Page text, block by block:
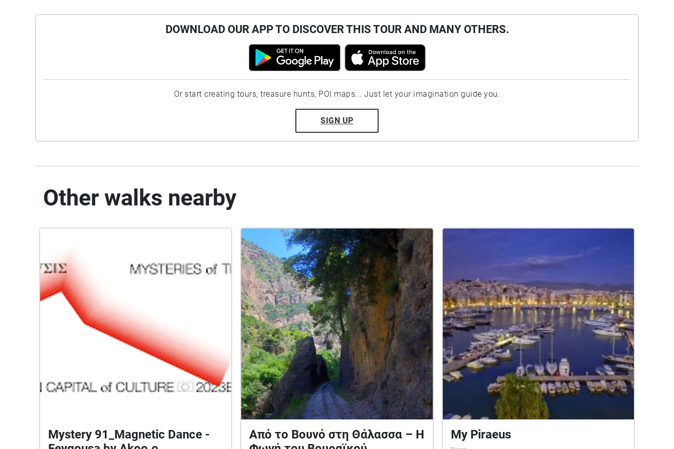
DOWNLOAD OUR APP TO DISCOVER THIS TOUR AND MANY OTHERS.
Or start creating tours, treasure hunts, POI maps... Just let your imagination guide you.
SIGN UP
Other walks nearby
Mystery 91_Magnetic Dance -
Από το Βουνό στη Θάλασσα – Η
My Piraeus